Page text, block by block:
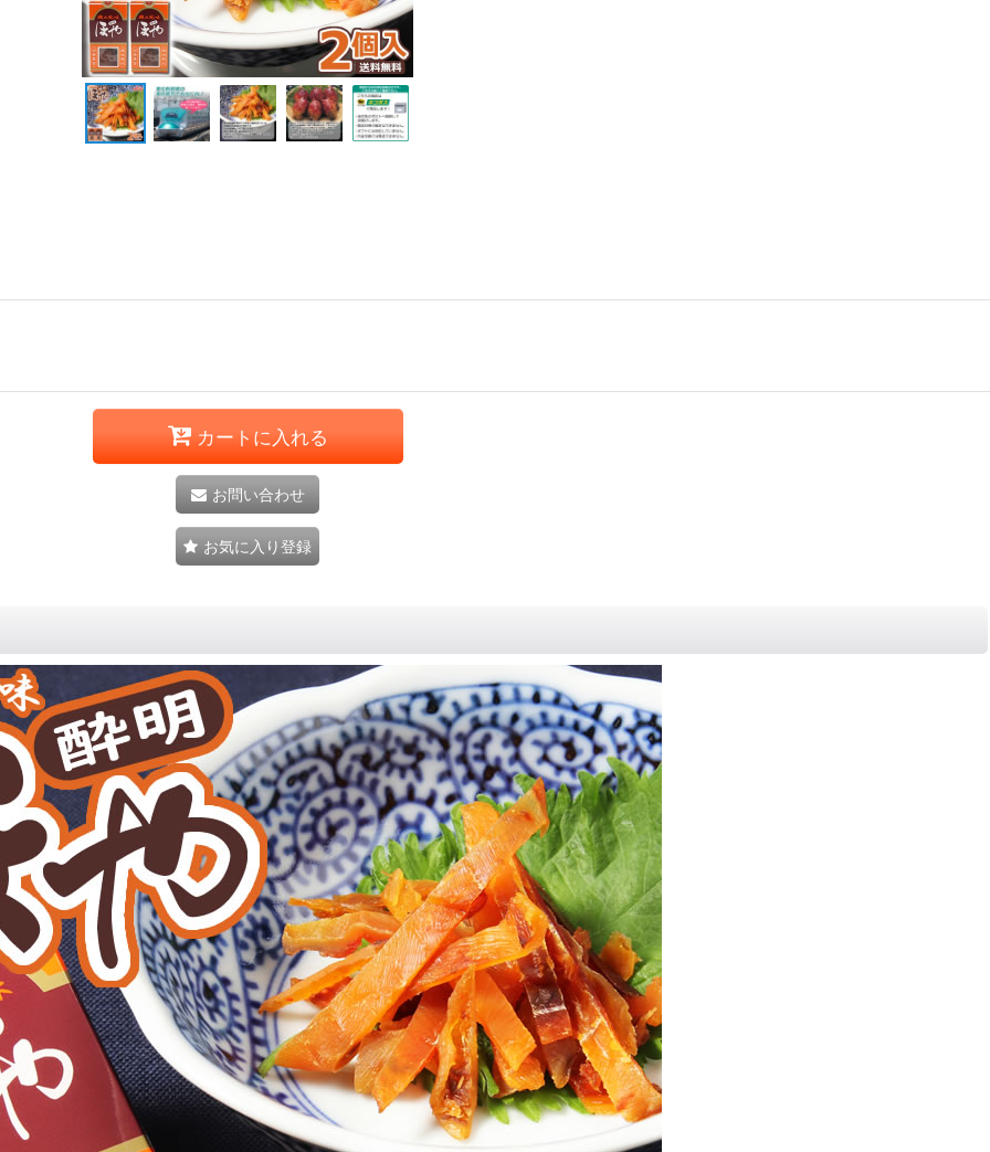
カートに入れる
お問い合わせ
お気に入り登録